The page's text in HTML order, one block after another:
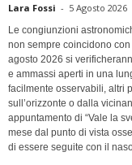
Lara Fossi - 5 Agosto 2026
Le congiunzioni
non sempre coincidono
agosto 2026 si
e ammassi aperti in una
facilmente osservabili, altri
sull’orizzonte o dalla
appuntamento di “Vale la
mese dal punto di vista
di essere seguite con il naso